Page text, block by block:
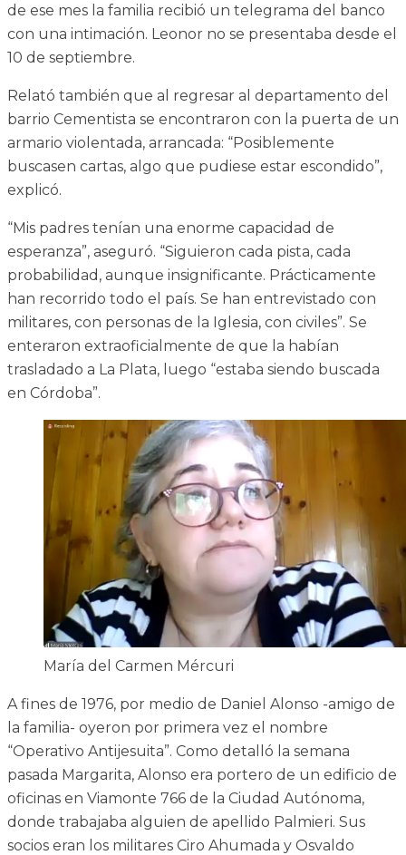
de ese mes la familia recibió un telegrama del banco
con una intimación. Leonor no se presentaba desde el
10 de septiembre.
Relató también que al regresar al departamento del
barrio Cementista se encontraron con la puerta de un
armario violentada, arrancada: “Posiblemente
buscasen cartas, algo que pudiese estar escondido”,
explicó.
“Mis padres tenían una enorme capacidad de
esperanza”, aseguró. “Siguieron cada pista, cada
probabilidad, aunque insignificante. Prácticamente
han recorrido todo el país. Se han entrevistado con
militares, con personas de la Iglesia, con civiles”. Se
enteraron extraoficialmente de que la habían
trasladado a La Plata, luego “estaba siendo buscada
en Córdoba”.
María del Carmen Mércuri
A fines de 1976, por medio de Daniel Alonso -amigo de
la familia- oyeron por primera vez el nombre
“Operativo Antijesuita”. Como detalló la semana
pasada Margarita, Alonso era portero de un edificio de
oficinas en Viamonte 766 de la Ciudad Autónoma,
donde trabajaba alguien de apellido Palmieri. Sus
socios eran los militares Ciro Ahumada y Osvaldo